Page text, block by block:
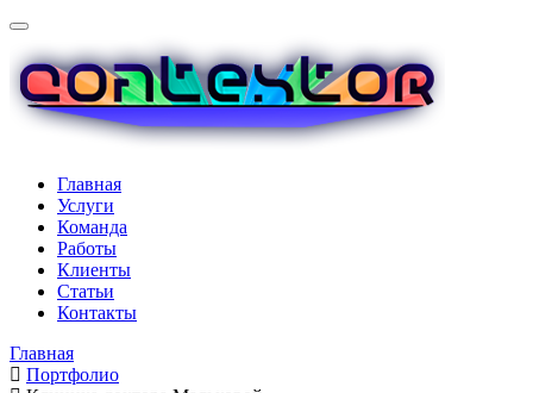
Главная
Услуги
Команда
Работы
Клиенты
Cтатьи
Контакты
Главная
Портфолио